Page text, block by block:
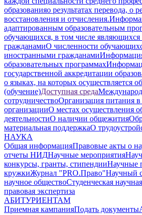
образованияо результатах перевода, о
восстановления и отчисления.
адаптированным образовательным
обучающихся, в том числе
гражданамиО численности
иностранными гражданами
образовательных программах
государственной аккредитации
о языках, на которых осуществляется
(обучение)Доступная среда
сотрудничествоОрганизация питания в
организацииО местах осуществления
деятельностиО наличии общежития
материальная поддержкаО
НАУКА
Общая информацияПравовые акты о
отчеты НИДНаучные мероприятия
конкурсы, гранты, стипендииНаучные
кружкиЖурнал "PRO.Право"Научный
научное обществоСтуденческая
правовая экспертиза
АБИТУРИЕНТАМ
Приемная кампанияПодать документы